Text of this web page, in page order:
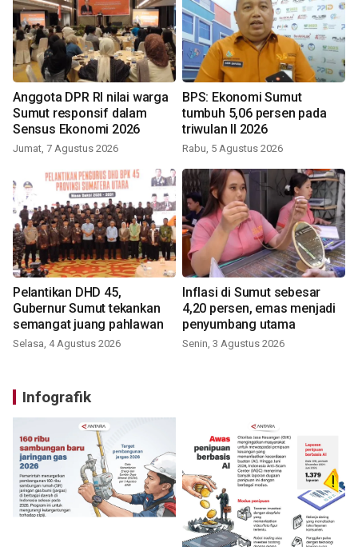
Anggota DPR RI nilai warga
Sumut responsif dalam
Sensus Ekonomi 2026
Jumat, 7 Agustus 2026
BPS: Ekonomi Sumut
tumbuh 5,06 persen pada
triwulan II 2026
Rabu, 5 Agustus 2026
Pelantikan DHD 45,
Gubernur Sumut tekankan
semangat juang pahlawan
Selasa, 4 Agustus 2026
Inflasi di Sumut sebesar
4,20 persen, emas menjadi
penyumbang utama
Senin, 3 Agustus 2026
Infografik